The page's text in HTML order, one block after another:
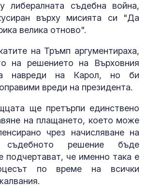
либералната съдебна война,
върху мисията си "Да
велика отново".
на Тръмп аргументираха,
на решението на Върховния
навреди на Карол, но би
вреди на президента.
ще претърпи единствено
на плащането, което може
чрез начисляване на
решение бъде
подчертават, че именно така е
по време на всички